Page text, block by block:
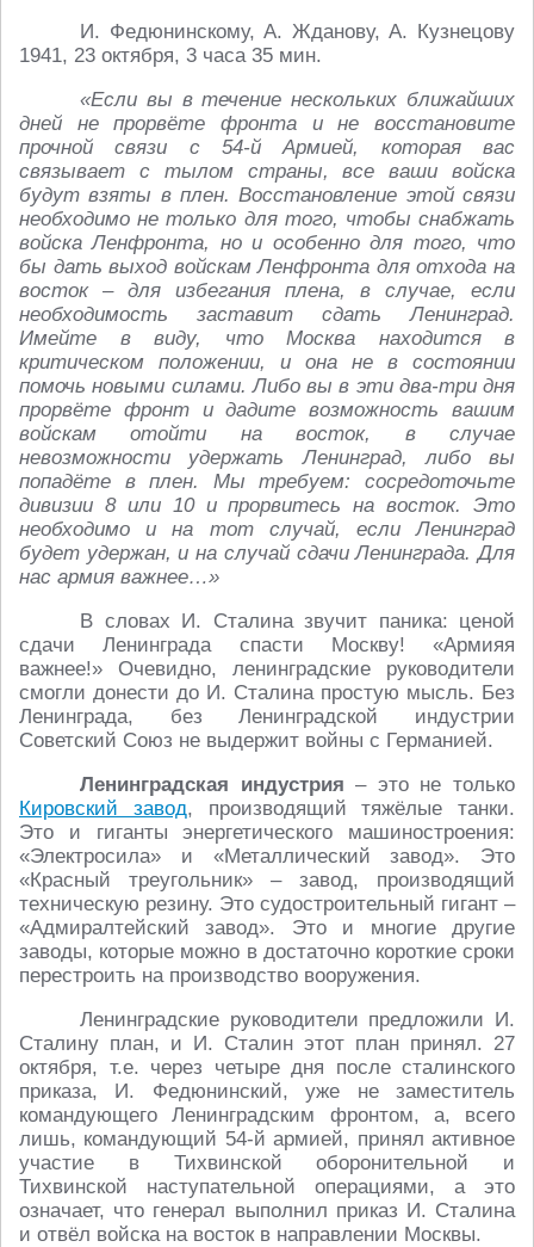
И. Федюнинскому, А. Жданову, А. Кузнецову
1941, 23 октября, 3 часа 35 мин.
«Если вы в течение нескольких ближайших
дней не прорвёте фронта и не восстановите
прочной связи с 54-й Армией, которая вас
связывает с тылом страны, все ваши войска
будут взяты в плен. Восстановление этой связи
необходимо не только для того, чтобы снабжать
войска Ленфронта, но и особенно для того, что
бы дать выход войскам Ленфронта для отхода на
восток – для избегания плена, в случае, если
необходимость заставит сдать Ленинград.
Имейте в виду, что Москва находится в
критическом положении, и она не в состоянии
помочь новыми силами. Либо вы в эти два-три дня
прорвёте фронт и дадите возможность вашим
войскам отойти на восток, в случае
невозможности удержать Ленинград, либо вы
попадёте в плен. Мы требуем: сосредоточьте
дивизии 8 или 10 и прорвитесь на восток. Это
необходимо и на тот случай, если Ленинград
будет удержан, и на случай сдачи Ленинграда. Для
нас армия важнее…»
В словах И. Сталина звучит паника: ценой
сдачи Ленинграда спасти Москву! «Армияя
важнее!» Очевидно, ленинградские руководители
смогли донести до И. Сталина простую мысль. Без
Ленинграда, без Ленинградской индустрии
Советский Союз не выдержит войны с Германией.
Ленинградская индустрия – это не только
Кировский завод, производящий тяжёлые танки.
Это и гиганты энергетического машиностроения:
«Электросила» и «Металлический завод». Это
«Красный треугольник» – завод, производящий
техническую резину. Это судостроительный гигант –
«Адмиралтейский завод». Это и многие другие
заводы, которые можно в достаточно короткие сроки
перестроить на производство вооружения.
Ленинградские руководители предложили И.
Сталину план, и И. Сталин этот план принял. 27
октября, т.е. через четыре дня после сталинского
приказа, И. Федюнинский, уже не заместитель
командующего Ленинградским фронтом, а, всего
лишь, командующий 54-й армией, принял активное
участие в Тихвинской оборонительной и
Тихвинской наступательной операциями, а это
означает, что генерал выполнил приказ И. Сталина
и отвёл войска на восток в направлении Москвы.